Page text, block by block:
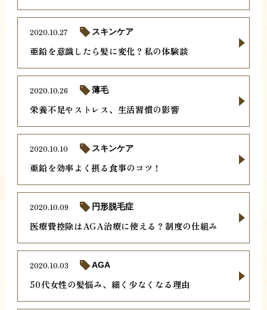
亜鉛を意識したら髪に変化？私の体験談
2020.10.27 スキンケア
栄養不足やストレス、生活習慣の影響
2020.10.26 薄毛
亜鉛を効率よく摂る食事のコツ！
2020.10.10 スキンケア
医療費控除はAGA治療に使える？制度の仕組み
2020.10.09 円形脱毛症
50代女性の髪悩み、細く少なくなる理由
2020.10.03 AGA